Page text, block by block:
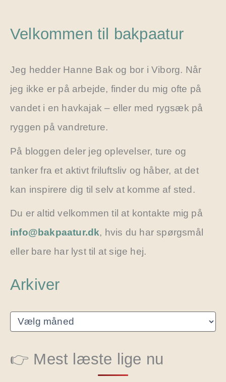
Velkommen til bakpaatur
Jeg hedder Hanne Bak og bor i Viborg. Når
jeg ikke er på arbejde, finder du mig ofte på
vandet i en havkajak – eller med rygsæk på
ryggen på vandreture.
På bloggen deler jeg oplevelser, ture og
tanker fra et aktivt friluftsliv og håber, at det
kan inspirere dig til selv at komme af sted.
Du er altid velkommen til at kontakte mig på
info@bakpaatur.dk, hvis du har spørgsmål
eller bare har lyst til at sige hej.
Arkiver
A
v
e
👉 Mest læste lige nu